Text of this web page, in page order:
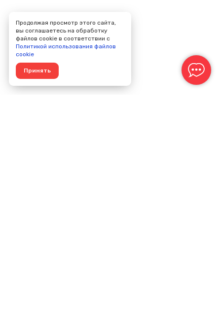
Продолжая просмотр этого сайта,
вы соглашаетесь на обработку
файлов cookie в соответствии с
Политикой использования файлов
cookie
Принять